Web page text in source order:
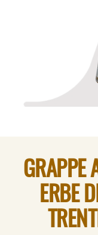
GRAPPE
ERBE